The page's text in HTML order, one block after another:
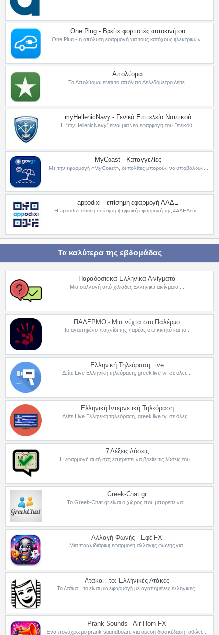
One Plug - Βρείτε φορτιστές αυτοκινήτου
One Plug - η απόλυτη εφαρμογή για τους κατόχους ηλεκτρικών...
Απολύομαι
Το Απολύομαι είναι το απόλυτο Λελεδόμετρο Δείτε...
myHellenicNavy - Γενικό Επιτελείο Ναυτικού
Η “myHellenicNavy” είναι μια νέα εφαρμογή του Γενικού...
MyCoast - Καταγγελίες
Με την εφαρμογή «MyCoast», οι πολίτες μπορούν να υποβάλουν...
appodixi - επίσημη εφαρμογή ΑΑΔΕ
Η appodixi είναι η επίσημη ψηφιακή εφαρμογή της ΑΑΔΕΔείτε...
Τα καλύτερα της εβδομάδας
Παραδοσιακά Ελληνικά Αινίγματα
Μια συλλογή από χιλιάδες Ελληνικά αινίγματα ...
ΠΑΛΕΡΜΟ - Μια νύχτα στο Παλέρμο
Το αγαπημένο παιχνίδι της παρέας στο κινητό και το...
Ελληνική Τηλεόραση Live
Δείτε Live Ελληνική τηλεόραση, greek live tv, σε όλες...
Ελληνική Ιντερνετική Τηλεόραση
Δείτε Live Ελληνική τηλεόραση, greek live tv, σε όλες...
7 Λέξεις Λύσεις
Η εφαρμογή αυτή σας επιτρέπει να βρείτε τις λύσεις του...
Greek-Chat gr
Το Greek-Chat gr είναι ο χώρος που μπορείτε να...
Αλλαγή Φωνής - Εφέ FX
Μια παιχνιδιάρικη εφαρμογή αλλαγής φωνής για...
Ατάκα…το: Ελληνικές Ατάκες
Το Ατάκα…το είναι μια εφαρμογή με αγαπημένες ελληνικές...
Prank Sounds - Air Horn FX
Ένα πολύχρωμο prank soundboard για άμεση διασκέδαση, αθώες...